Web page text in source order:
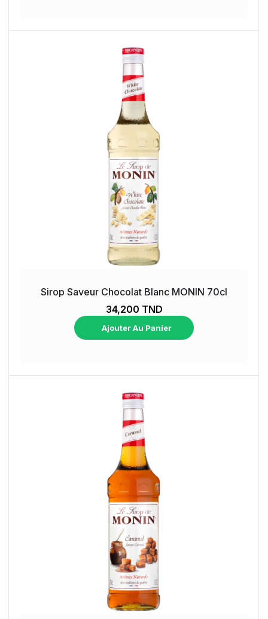
Sirop Saveur Chocolat Blanc MONIN 70cl
34,200 TND
Ajouter Au Panier